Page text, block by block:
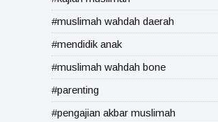
#muslimah wahdah daerah
#mendidik anak
#muslimah wahdah bone
#parenting
#pengajian akbar muslimah